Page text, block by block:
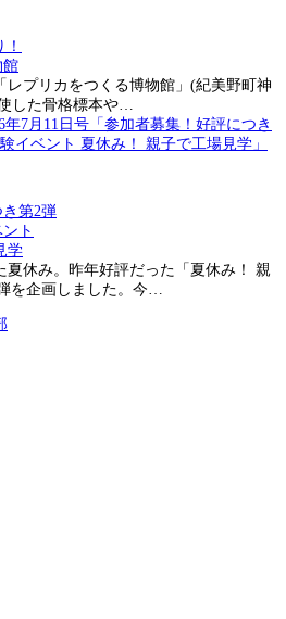
館
レプリカをつくる博物館」(紀美野町神
した骨格標本や…
第2弾
ト
学
夏休み。昨年好評だった「夏休み！ 親
を企画しました。今…